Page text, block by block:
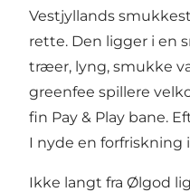
Vestjyllands
rette. Den ligger i en
træer, lyng, smukke
greenfee spillere
fin Pay & Play bane.
I nyde en forfriskning
Ikke langt fra Ølgod